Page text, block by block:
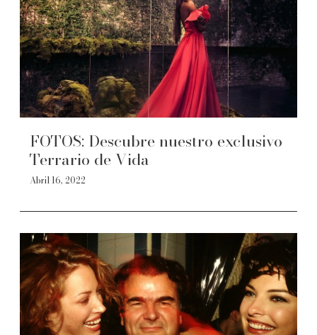
FOTOS: Descubre nuestro exclusivo
Terrario de Vida
Abril 16, 2022